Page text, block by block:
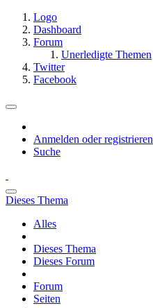
Logo
Dashboard
Forum
Unerledigte Themen
Twitter
Facebook
Anmelden oder registrieren
Suche
Dieses Thema
Alles
Dieses Thema
Dieses Forum
Forum
Seiten